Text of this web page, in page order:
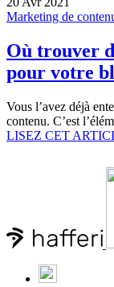
Marketing de
Où trouver
pour votre
Vous l’avez déjà
contenu. C’est
LISEZ CET